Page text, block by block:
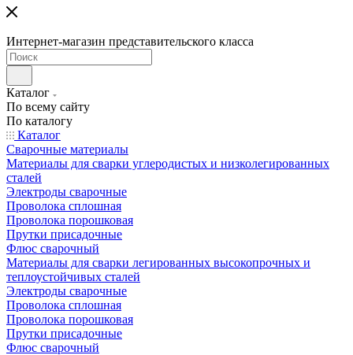
Интернет-магазин представительского класса
Каталог
По всему сайту
По каталогу
Каталог
Сварочные материалы
Материалы для сварки углеродистых и низколегированных
сталей
Электроды сварочные
Проволока сплошная
Проволока порошковая
Прутки присадочные
Флюс сварочный
Материалы для сварки легированных высокопрочных и
теплоустойчивых сталей
Электроды сварочные
Проволока сплошная
Проволока порошковая
Прутки присадочные
Флюс сварочный